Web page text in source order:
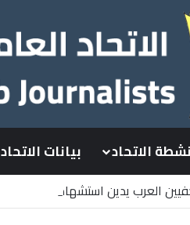
الاتحاد بيانات الاتحاد
العرب يدين استشهاد